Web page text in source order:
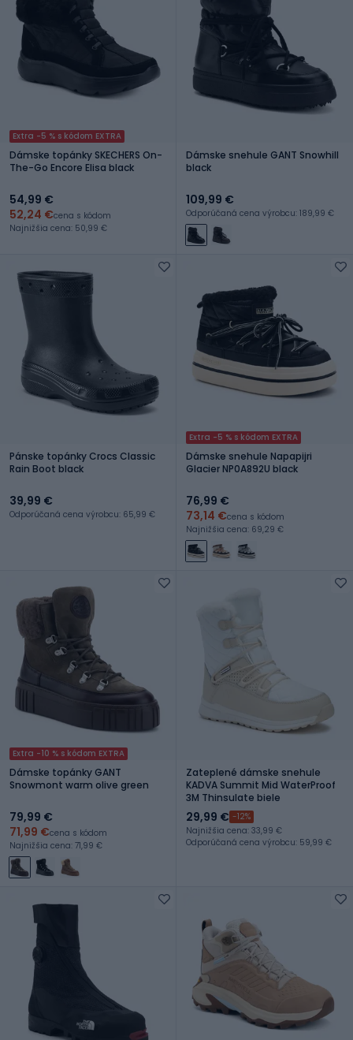
Extra -5 % s kódom EXTRA
Dámske topánky SKECHERS On-
The-Go Encore Elisa black
54,99 €
52,24 €cena s kódom
Najnižšia cena: 50,99 €
Dámske snehule GANT Snowhill
black
109,99 €
Odporúčaná cena výrobcu: 189,99 €
Pánske topánky Crocs Classic
Rain Boot black
39,99 €
Odporúčaná cena výrobcu: 65,99 €
Extra -5 % s kódom EXTRA
Dámske snehule Napapijri
Glacier NP0A892U black
76,99 €
73,14 €cena s kódom
Najnižšia cena: 69,29 €
Extra -10 % s kódom EXTRA
Dámske topánky GANT
Snowmont warm olive green
79,99 €
71,99 €cena s kódom
Najnižšia cena: 71,99 €
Zateplené dámske snehule
KADVA Summit Mid WaterProof
3M Thinsulate biele
29,99 € -12%
Najnižšia cena: 33,99 €
Odporúčaná cena výrobcu: 59,99 €